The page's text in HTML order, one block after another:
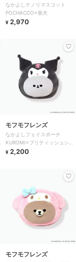
なかよしテノリマスコット
POCHACCO×柴犬
¥ 2,970
モフモフレンズ
なかよしフェイスポーチ
KUROMI×ブリティッシュショ
ートヘア
¥ 2,200
モフモフレンズ